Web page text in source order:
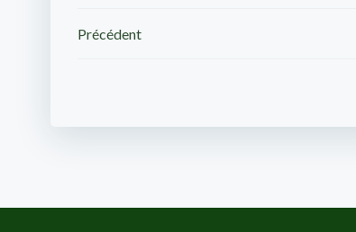
Post
Précédent